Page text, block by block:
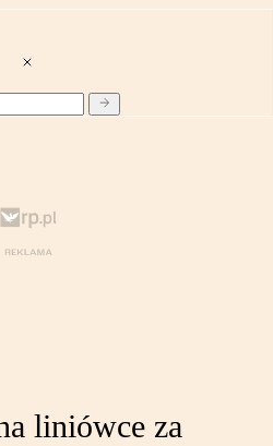
liniówce za